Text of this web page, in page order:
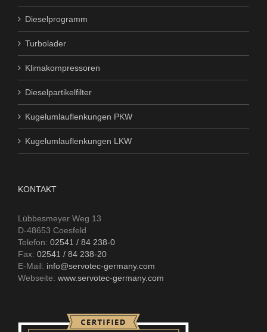
Dieselprogramm
Turbolader
Klimakompressoren
Dieselpartikelfilter
Kugelumlauflenkungen PKW
Kugelumlauflenkungen LKW
KONTAKT
Lübbesmeyer Weg 13
D-48653 Coesfeld
Telefon: 02541 / 84 238-0
Fax: 02541 / 84 238-20
E-Mail: info@servotec-germany.com
Webseite: www.servotec-germany.com